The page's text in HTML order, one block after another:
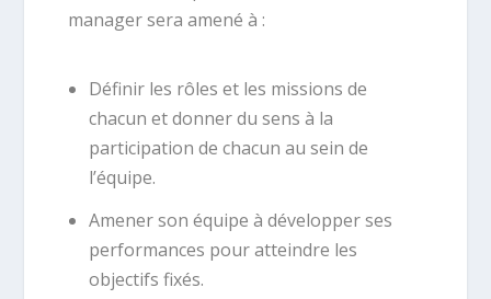
manager sera amené à :
Définir les rôles et les missions de
chacun et donner du sens à la
participation de chacun au sein de
l’équipe.
Amener son équipe à développer ses
performances pour atteindre les
objectifs fixés.